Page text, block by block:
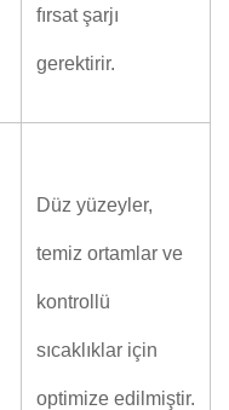
fırsat şarjı
gerektirir.
Düz yüzeyler,
temiz ortamlar ve
kontrollü
sıcaklıklar için
optimize edilmiştir.